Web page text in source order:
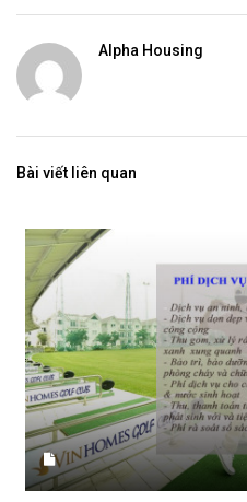
Alpha Housing
Bài viết liên quan